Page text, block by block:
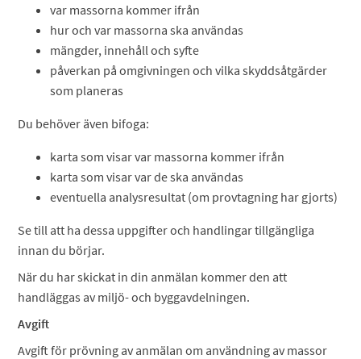
var massorna kommer ifrån
hur och var massorna ska användas
mängder, innehåll och syfte
påverkan på omgivningen och vilka skyddsåtgärder
som planeras
Du behöver även bifoga:
karta som visar var massorna kommer ifrån
karta som visar var de ska användas
eventuella analysresultat (om provtagning har gjorts)
Se till att ha dessa uppgifter och handlingar tillgängliga
innan du börjar.
När du har skickat in din anmälan kommer den att
handläggas av miljö- och byggavdelningen.
Avgift
Avgift för prövning av anmälan om användning av massor